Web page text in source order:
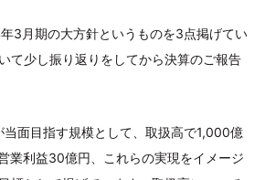
3月期の大方針というものを3点掲げてい
て少し振り返りをしてから決算のご報告
当面目指す規模として、取扱高で1,000億
業利益30億円、これらの実現をイメージ